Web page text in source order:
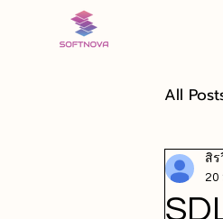
All
สิ
20